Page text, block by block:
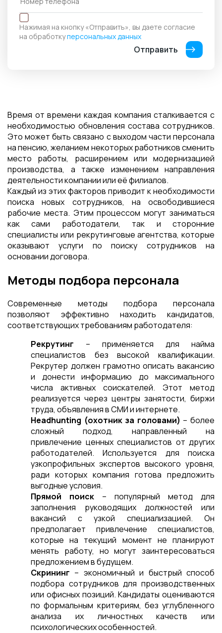
Нажимая на кнопку «Отправить», вы даете согласие
на обработкуперсональных данных
Отправить
Время от времени каждая компания сталкивается с
необходимостью обновления состава сотрудников.
Это может быть связано с выходом части персонала
на пенсию, желанием некоторых работников сменить
место работы, расширением или модернизацией
производства, а также изменением направления
деятельности компании или её филиалов.
Каждый из этих факторов приводит к необходимости
поиска новых сотрудников, на освободившиеся
рабочие места. Этим процессом могут заниматься
как сами работодатели, так и сторонние
специалисты или рекрутинговые агентства, которые
оказывают услуги по поиску сотрудников на
основании договора.
Методы подбора персонала
Современные методы подбора персонала
позволяют эффективно находить кандидатов,
соответствующих требованиям работодателя:
Рекрутинг – применяется для найма
специалистов без высокой квалификации.
Рекрутер должен грамотно описать вакансию
и донести информацию до максимального
числа активных соискателей. Этот метод
реализуется через центры занятости, биржи
труда, объявления в СМИ и интернете.
Headhunting (охотник за головами) – более
сложный подход, направленный на
привлечение ценных специалистов от других
работодателей. Используется для поиска
узкопрофильных экспертов высокого уровня,
ради которых компания готова предложить
выгодные условия.
Прямой поиск – популярный метод для
заполнения руководящих должностей или
вакансий с узкой специализацией. Он
предполагает привлечение специалистов,
которые на текущий момент не планируют
менять работу, но могут заинтересоваться
предложением в будущем.
Скрининг – экономичный и быстрый способ
подбора сотрудников для производственных
или офисных позиций. Кандидаты оцениваются
по формальным критериям, без углубленного
анализа их личностных качеств или
психологических особенностей.